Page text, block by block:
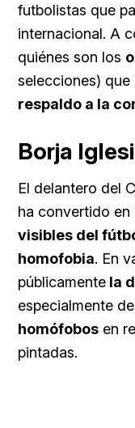
futbolistas que
internacional. A
quiénes son los
selecciones) que
respaldo a la
Borja
El delantero del
ha convertido en
visibles del
homofobia. En
públicamente la
especialmente
homófobos en
pintadas.